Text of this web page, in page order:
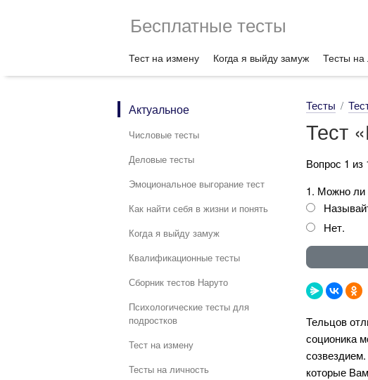
Бесплатные тесты
Тест на измену Когда я выйду замуж Тесты на
Актуальное
Числовые тесты
Деловые тесты
Эмоциональное выгорание тест
Как найти себя в жизни и понять
Когда я выйду замуж
Квалификационные тесты
Сборник тестов Наруто
Психологические тесты для
подростков
Тест на измену
Тесты на личность
Тесты
Тест
Вопрос 1 из
1. Можно ли
Нет.
Тельцов
соционика
которые